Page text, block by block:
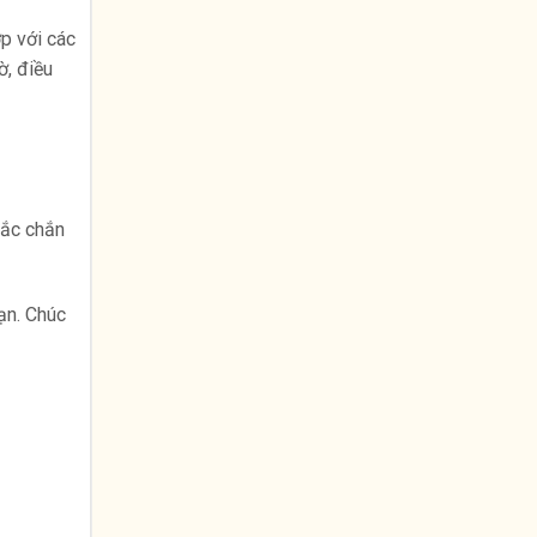
với các
điều
chắn
Chúc